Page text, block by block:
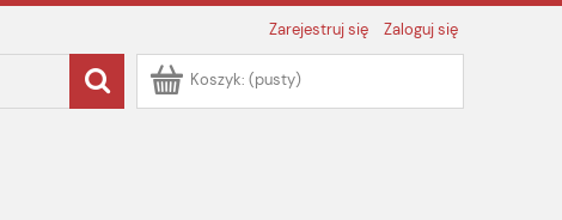
Zarejestruj się Zaloguj się
Koszyk: (pusty)